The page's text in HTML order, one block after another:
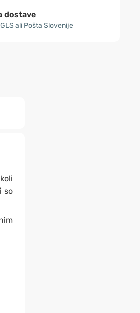
dostave
ali Pošta Slovenije
so